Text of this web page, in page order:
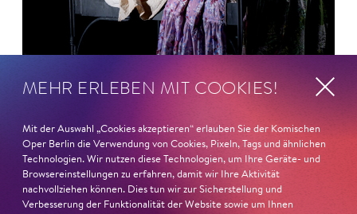
Ambur Braid für DER FAUST
nominiert
MEHR ERLEBEN MIT COOKIES!
Mit der Auswahl „Cookies akzeptieren“ erlauben Sie der Komischen
Oper Berlin die Verwendung von Cookies, Pixeln, Tags und ähnlichen
Technologien. Wir nutzen diese Technologien, um Ihre Geräte- und
Browsereinstellungen zu erfahren, damit wir Ihre Aktivität
nachvollziehen können. Dies tun wir zur Sicherstellung und
Verbesserung der Funktionalität der Website sowie um Ihnen